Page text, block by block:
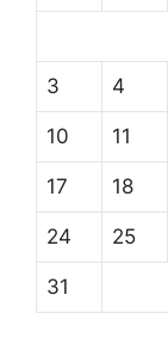
3 4
10 11
17 18
24 25
31